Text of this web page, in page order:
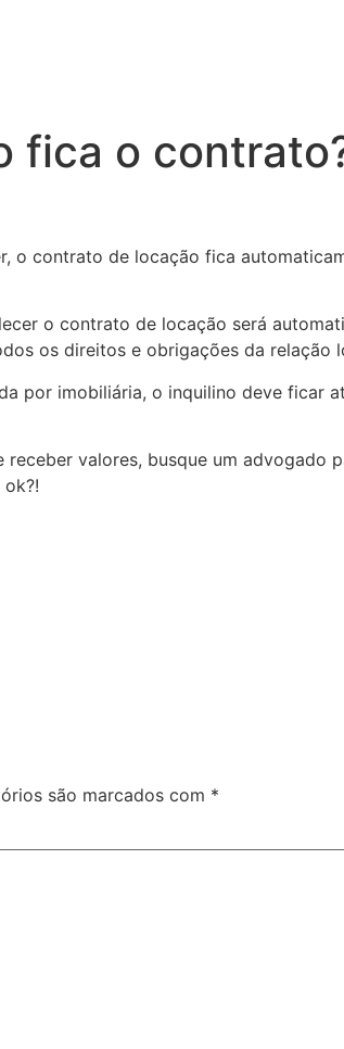
fica o
o contrato de locação fica
o contrato de locação será
os direitos e obrigações da relação
por imobiliária, o inquilino deve ficar
valores, busque um advogado
são marcados com *